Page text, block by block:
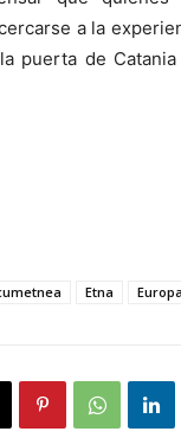
a la
puerta de
Etna Europa